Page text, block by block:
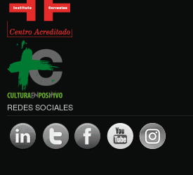
REDES SOCIALES